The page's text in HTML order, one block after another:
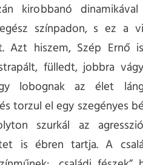
kirobbanó
színpadon, s ez a
Azt hiszem, Szép Ernő
fülledt, jobbra
lobognak az élet
torzul el egy szegényes
szurkál az
is ébren tartja. A